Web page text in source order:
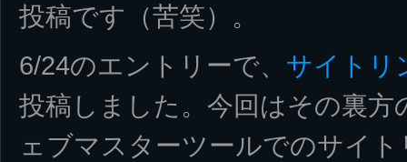
投稿です（苦笑）。
6/24のエントリーで、 サイトリ
投稿しました。今回はその裏方
ェブマスターツールでのサイ